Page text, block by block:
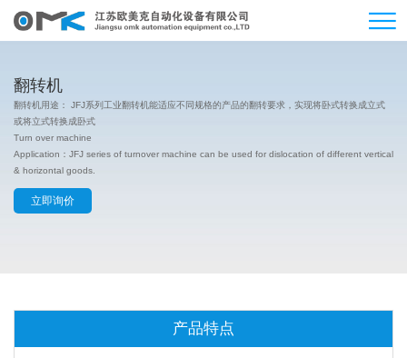
翻转机
翻转机用途： JFJ系列工业翻转机能适应不同规格的产品的翻转要求，实现将卧式转换成立式
或将立式转换成卧式
Turn over machine
Application：JFJ series of turnover machine can be used for dislocation of different vertical
& horizontal goods.
立即询价
产品特点